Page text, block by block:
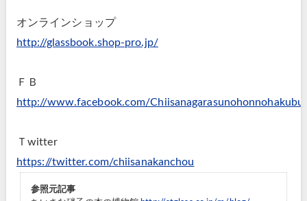
オンラインショップ
http://glassbook.shop-pro.jp/
ＦＢ
http://www.facebook.com/
Ｔwitter
https://twitter.com/chiisanakanchou
参照元記事